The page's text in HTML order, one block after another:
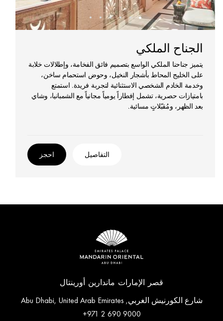
الجناح الملكي
يتميز جناحنا الملكي الواسع بتصميم فائق الفخامة، وإطلالات خلابة
على الخليج المحاط بأشجار النخيل، وحوض استحمام ساخن،
وخدمة الخادم الشخصي الاستثنائية لتجربة فريدة. استمتع
بامتيازات حصرية، تشمل إفطاراً يومياً مجانياً مع الشمبانيا، وشاي
بعد الظهر، ومُقبّلاتٍ مسائية.
التفاصيل احجز
قصر الإمارات ماندارين أورينتال
شارع الكورنيش الغربي, Abu Dhabi, United Arab Emirates
+971 2 690 9000